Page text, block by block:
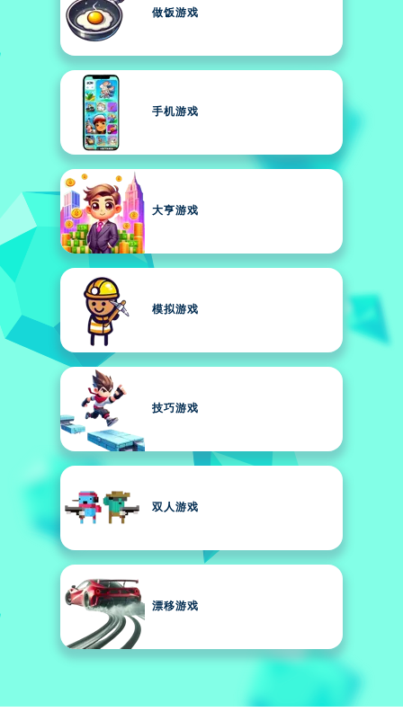
做饭游戏
手机游戏
大亨游戏
模拟游戏
技巧游戏
双人游戏
漂移游戏